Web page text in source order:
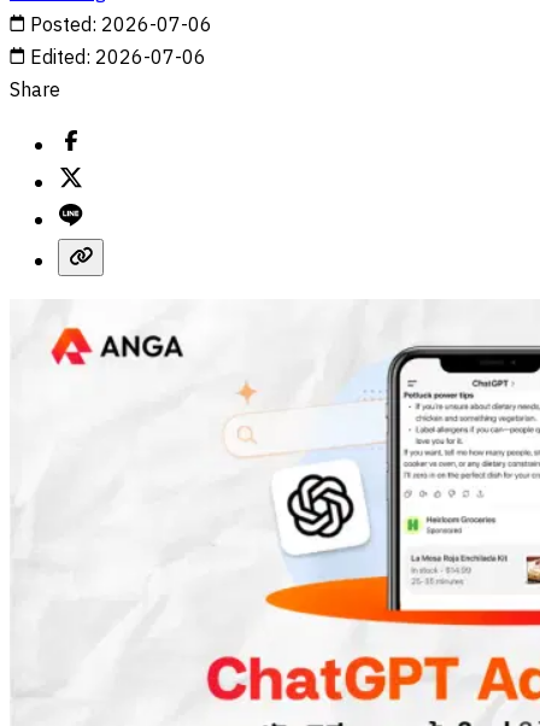
Posted: 2026-07-06
Edited: 2026-07-06
Share